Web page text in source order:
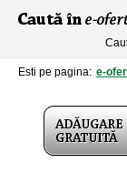
Esti pe pagina: e-